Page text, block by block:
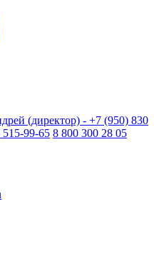
(директор) - +7 (950) 830
99-65 8 800 300 28 05